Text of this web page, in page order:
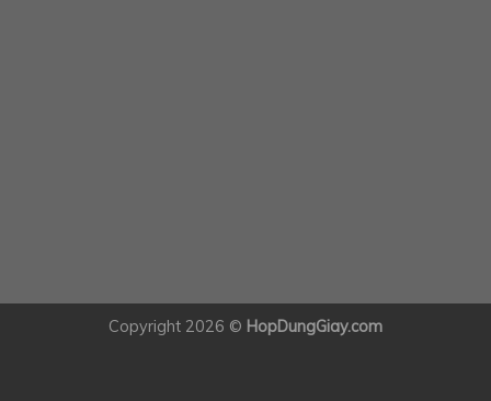
Copyright 2026 © HopDungGiay.com